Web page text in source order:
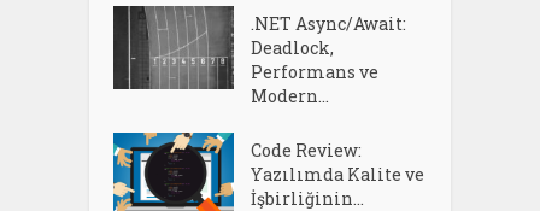
.NET Async/Await:
Deadlock,
Performans ve
Modern...
Code Review:
Yazılımda Kalite ve
İşbirliğinin...